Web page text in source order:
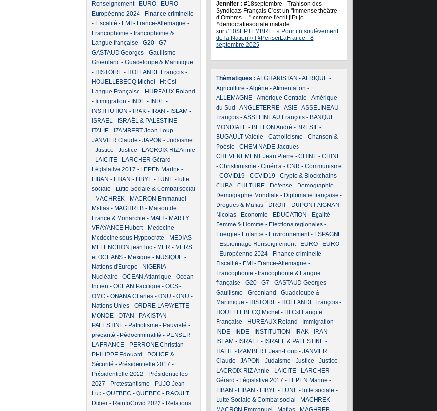
Renseignement- EURO- EURO-
Européenne 2024- Finance criminelle
- Fiscalité - FMI - France-Allemagne -
Francophonie - francophonie &
Langue française - G20- G7 -
GASTAUD Georges- Gaullisme -
Groenland - Guadeloupe & Martinique
- HISTOIRE- HOLLANDE François-
HOUELLEBECQ Michel - Ht Csl
Langue Française - HUREAUX Roland
- Immigration - INDE- INDE-
INSTITUTION - IRAK- IRAN - ISLAM -
ISRAEL- ISRAËL & PALESTINE-
ITALIE- IZAMBERT Jean-Loup-
JANVIER Claude - JAPON - Judaisme
- Justice - Justice - LACROIX RIZ Annie
- LAICITE- LARCHER Gérard -
Législative 2017 - LEPEN Marine -
LIBAN - LIBAN - LIBYE- LUNE- lutte
sociale - Lutte Sociale & Combat social
- MACHREK- MACRON Emmanuel -
Mafias- MAGHREB- Maison de
France & Monarchie - MALI - MARTY
VRAYANCE Hubert- Medecine -
Medecine sous Hyppocrate - MEDIAS-
MELENCHON jean luc- MER - MERS
et OCEANS- Mexique - MUSIQUE-
Nations d'Europe - NIGERIA-
Nucléaire - OCEAN Atlantique - Ocean
Indien - OCEAN Pacifique - OCS-
OMC - ONANA Charles- ONU - ONU -
Nations Unies- ORDRE LAFAYETTE
MONDE- OTAN - PAKISTAN -
PALESTINE- Patriotisme - Pauvreté -
précarité - Pédocriminalité - PENSER
LA FRANCE- PERRONE Christian -
PHILIPPE Edouard - POLICE &
Sécurité - Présidentielle 2017 -
Présidentielle 2022 - Présidentielles
2027 - Protestantisme - PUJO Jean-
Luc- QUEBEC - QUEBEC - RAOULT
Didier- RéinfoCovid 2022 - Relations
Jennifer : #18septembre - Trahison des
Syndicats Français C'est un "Immense théâtre
d’Ombres …" comme l'écrit jlPujo ...
#democratiesociale malade…
sur #10SEPTEMBRE : « Pour un soulèvement
de la Nation » ! #PenserLaFrance - 8
septembre 2025
Thématiques : AFGHANISTAN -AFRIQUE-
Agriculture -Algérie -Alimentation -
ALLEMAGNE-Amérique Centrale -Amérique
du Sud -ANGLETERRE-ASIE-ASSELINEAU
François-ASSELINEAU François- BANQUE
MONDIALE- BELLON André - BRESIL-
BUGAULT Valérie - Catholicisme - Chanson &
Poésie - CHEMINADE Jacques-
CHEVENEMENT Jean Pierre - CHINE- CHINE
- Christianisme - Cinéma- CNR - Communisme
- COVID19 - COVID19 - Crypto & Blockchains-
CUBA- CULTURE- Défense - Demographie -
Demographie Mondiale - Diplomatie française -
Drogues & Mafias- DROIT- DUPONT AIGNAN
Nicolas- Economie - EDUCATION - Egalité
Femme & Homme - Elections régionales-
Energie - Enfance - Environnement- ESPAGNE
- Espionnage Renseignement- EURO- EURO
- Européenne 2024- Finance criminelle -
Fiscalité - FMI - France-Allemagne -
Francophonie - francophonie & Langue
française - G20- G7 - GASTAUD Georges-
Gaullisme - Groenland - Guadeloupe &
Martinique - HISTOIRE- HOLLANDE François-
HOUELLEBECQ Michel - Ht Csl Langue
Française - HUREAUX Roland - Immigration -
INDE- INDE- INSTITUTION - IRAK- IRAN -
ISLAM - ISRAEL- ISRAËL & PALESTINE-
ITALIE- IZAMBERT Jean-Loup- JANVIER
Claude - JAPON - Judaisme - Justice - Justice -
LACROIX RIZ Annie - LAICITE- LARCHER
Gérard - Législative 2017 - LEPEN Marine -
LIBAN - LIBAN - LIBYE- LUNE- lutte sociale -
Lutte Sociale & Combat social - MACHREK-
MACRON Emmanuel - Mafias- MAGHREB-